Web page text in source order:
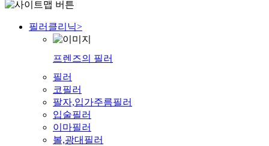
필러클리닉>
프렌즈의 필러
필러
코필러
팔자,입가주름필러
입술필러
이마필러
볼,광대필러